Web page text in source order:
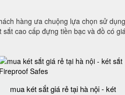
hàng ưa chuộng lựa chọn sử
cao cấp đựng tiền bạc và đồ có
mua két sắt giá rẻ tại hà nội - két